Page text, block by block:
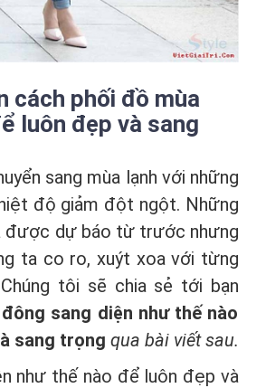
cách phối đồ mùa
luôn đẹp và sang
sang mùa lạnh với những
độ giảm đột ngột. Những
được dự báo từ trước nhưng
ta co ro, xuýt xoa với từng
tôi sẽ chia sẻ tới bạn
sang diện như thế nào
sang trọng qua bài viết sau.
như thế nào để luôn đẹp và